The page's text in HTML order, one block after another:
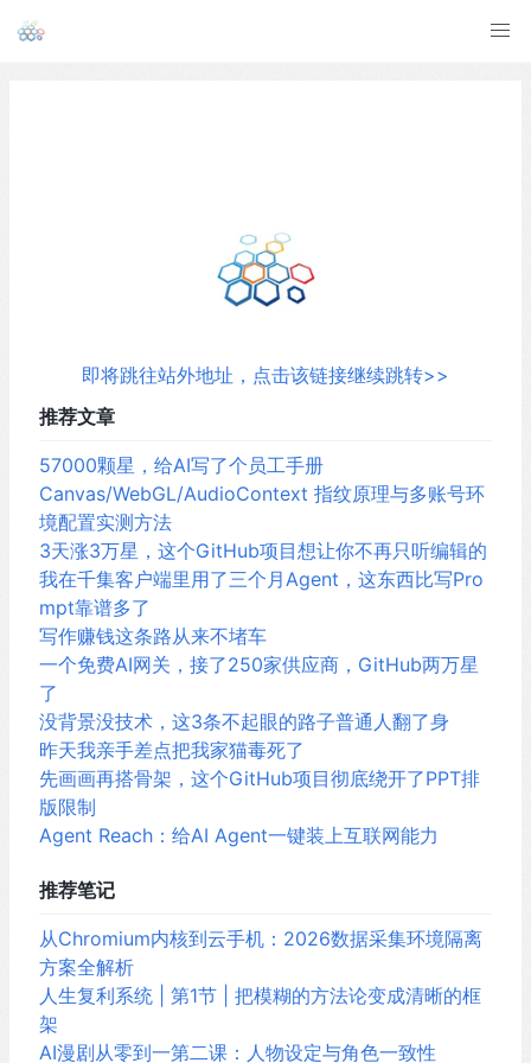
即将跳往站外地址，点击该链接继续跳转>>
推荐文章
57000颗星，给AI写了个员工手册
Canvas/WebGL/AudioContext 指纹原理与多账号环
境配置实测方法
3天涨3万星，这个GitHub项目想让你不再只听编辑的
我在千集客户端里用了三个月Agent，这东西比写Pro
mpt靠谱多了
写作赚钱这条路从来不堵车
一个免费AI网关，接了250家供应商，GitHub两万星
了
没背景没技术，这3条不起眼的路子普通人翻了身
昨天我亲手差点把我家猫毒死了
先画画再搭骨架，这个GitHub项目彻底绕开了PPT排
版限制
Agent Reach：给AI Agent一键装上互联网能力
推荐笔记
从Chromium内核到云手机：2026数据采集环境隔离
方案全解析
人生复利系统 | 第1节 | 把模糊的方法论变成清晰的框
架
AI漫剧从零到一第二课：人物设定与角色一致性